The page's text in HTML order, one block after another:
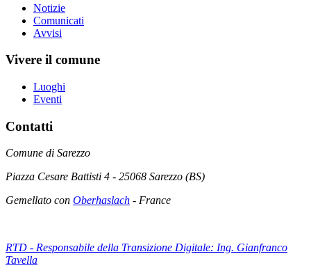
Notizie
Comunicati
Avvisi
Vivere il comune
Luoghi
Eventi
Contatti
Comune di Sarezzo
Piazza Cesare Battisti 4 - 25068 Sarezzo (BS)
Gemellato con Oberhaslach - France
RTD - Responsabile della Transizione Digitale: Ing. Gianfranco
Tavella